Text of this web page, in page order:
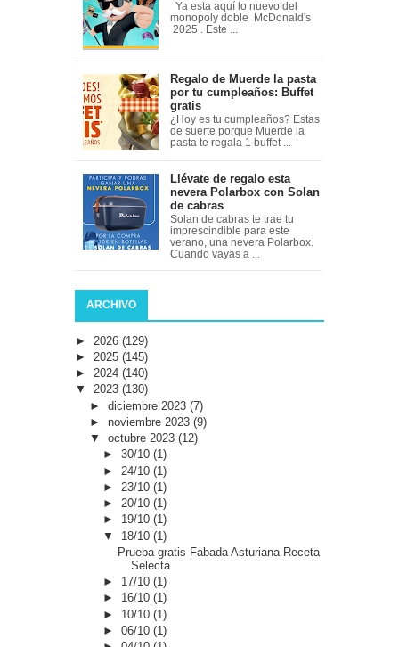
Ya esta aquí lo nuevo del
monopoly doble McDonald's
2025 . Este ...
Regalo de Muerde la pasta
por tu cumpleaños: Buffet
gratis
¿Hoy es tu cumpleaños? Estas
de suerte porque Muerde la
pasta te regala 1 buffet ...
Llévate de regalo esta
nevera Polarbox con Solan
de cabras
Solan de cabras te trae tu
imprescindible para este
verano, una nevera Polarbox.
Cuando vayas a ...
ARCHIVO
► 2026 (129)
► 2025 (145)
► 2024 (140)
▼ 2023 (130)
► diciembre 2023 (7)
► noviembre 2023 (9)
▼ octubre 2023 (12)
►30/10(1)
► 24/10(1)
► 23/10(1)
►20/10(1)
► 19/10(1)
▼ 18/10(1)
Prueba gratis Fabada Asturiana Receta
Selecta
► 17/10(1)
► 16/10(1)
► 10/10(1)
►06/10(1)